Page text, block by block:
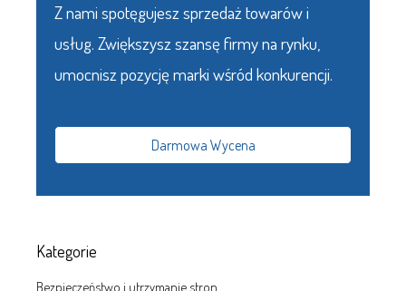
Z nami spotęgujesz sprzedaż towarów i
usług. Zwiększysz szansę firmy na rynku,
umocnisz pozycję marki wśród konkurencji.
Darmowa Wycena
Kategorie
Bezpieczeństwo i utrzymanie stron